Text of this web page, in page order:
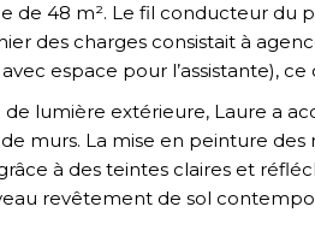
de 48 m². Le fil conducteur du
des charges consistait à
espace pour l’assistante),
lumière extérieure, Laure a
murs. La mise en peinture
à des teintes claires et
revêtement de sol